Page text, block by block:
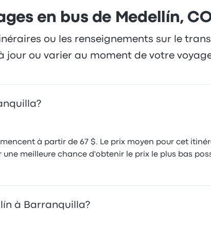
en bus de Medellín,
ou les renseignements sur le
jour ou varier au moment de votre
à partir de 67 $. Le prix moyen pour cet
meilleure chance d'obtenir le prix le plus bas
à Barranquilla?